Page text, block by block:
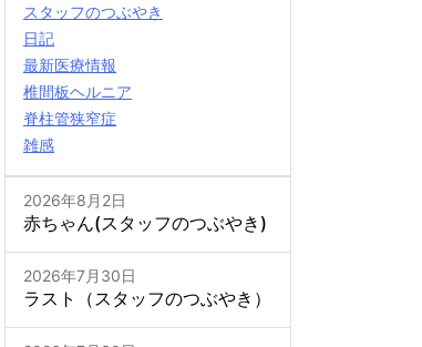
スタッフのつぶやき
日記
最新医療情報
椎間板ヘルニア
脊柱管狭窄症
雑感
2026年8月2日
赤ちゃん(スタッフのつぶやき)
2026年7月30日
ラスト（スタッフのつぶやき）